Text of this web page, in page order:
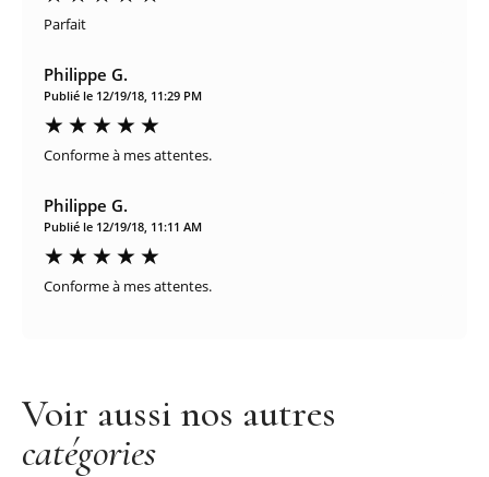
Parfait
Philippe G.
Publié le 12/19/18, 11:29 PM
Conforme à mes attentes.
Philippe G.
Publié le 12/19/18, 11:11 AM
Conforme à mes attentes.
Voir aussi nos autres
catégories